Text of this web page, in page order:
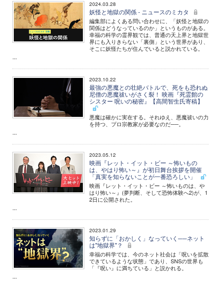
2024.03.28
妖怪と地獄の関係 - ニュースのミカタ
編集部によくある問い合わせに、「妖怪と地獄の
関係はどうなっているのか」というものがある。
幸福の科学の霊界観では、普通の天上界と地獄世
界にも入りきらない「裏側」という世界があり、
そこに妖怪たちが住んでいると説かれている。
...
2023.10.22
最強の悪魔との壮絶バトルで、死をも恐れぬ
尼僧の悪魔祓いがさく裂！ 映画『死霊館の
シスター 呪いの秘密』【高間智生氏寄稿】
悪魔は確かに実在する。それゆえ、悪魔祓いの力
を持つ、プロ宗教家が必要なのだ──。
...
2023.05.12
映画『レット・イット・ビー ～怖いもの
は、やはり怖い～』が初日舞台挨拶を開催
「真実を知らないことが一番恐ろしい」
映画『レット・イット・ビー ～怖いものは、や
はり怖い～』(夢判断、そして恐怖体験へ2)が、1
2日に公開された。
...
2023.01.29
知らずに「おかしく」なっていく──ネット
は"地獄界"？
幸福の科学では、今のネット社会は「呪いを拡散
できているような状態」であり、SNSの世界も
「『呪い』に満ちている」と説かれる。
...